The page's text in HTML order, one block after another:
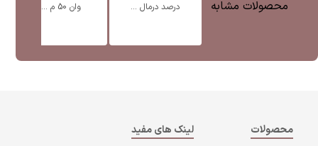
محصولات مشابه
درصد درمال ...
وان 50 م ...
محصولات لینک های مفید